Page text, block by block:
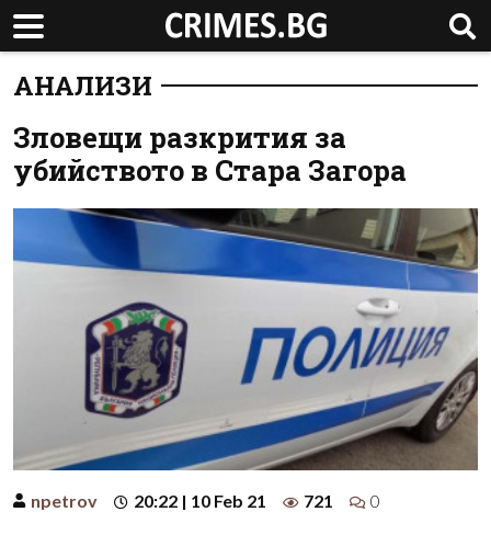
АНАЛИЗИ
Зловещи разкрития за
убийството в Стара Загора
npetrov 20:22 | 10 Feb 21 721 0